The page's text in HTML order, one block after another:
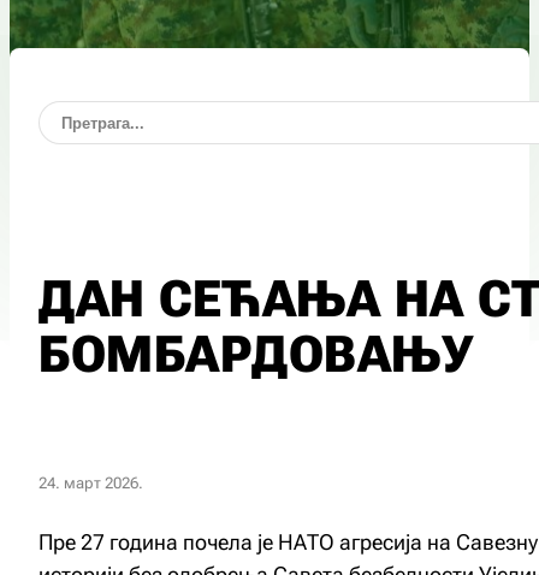
ДАН СЕЋАЊА НА
БОМБАРДОВАЊУ
24. март 2026.
Пре 27 година почела је НАТО агресија на